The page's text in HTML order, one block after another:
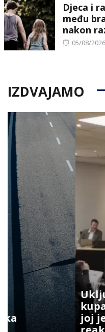
Djeca i
među
nakon
Posted
05/08/2026
IZDVAJAMO
Uključila se na
kupatila:
joj je iza leđa,